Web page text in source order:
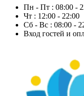
Пн - Пт : 08:00 -
Чт : 12:00 - 22:00
Сб - Вс : 08:00 -
Вход гостей и